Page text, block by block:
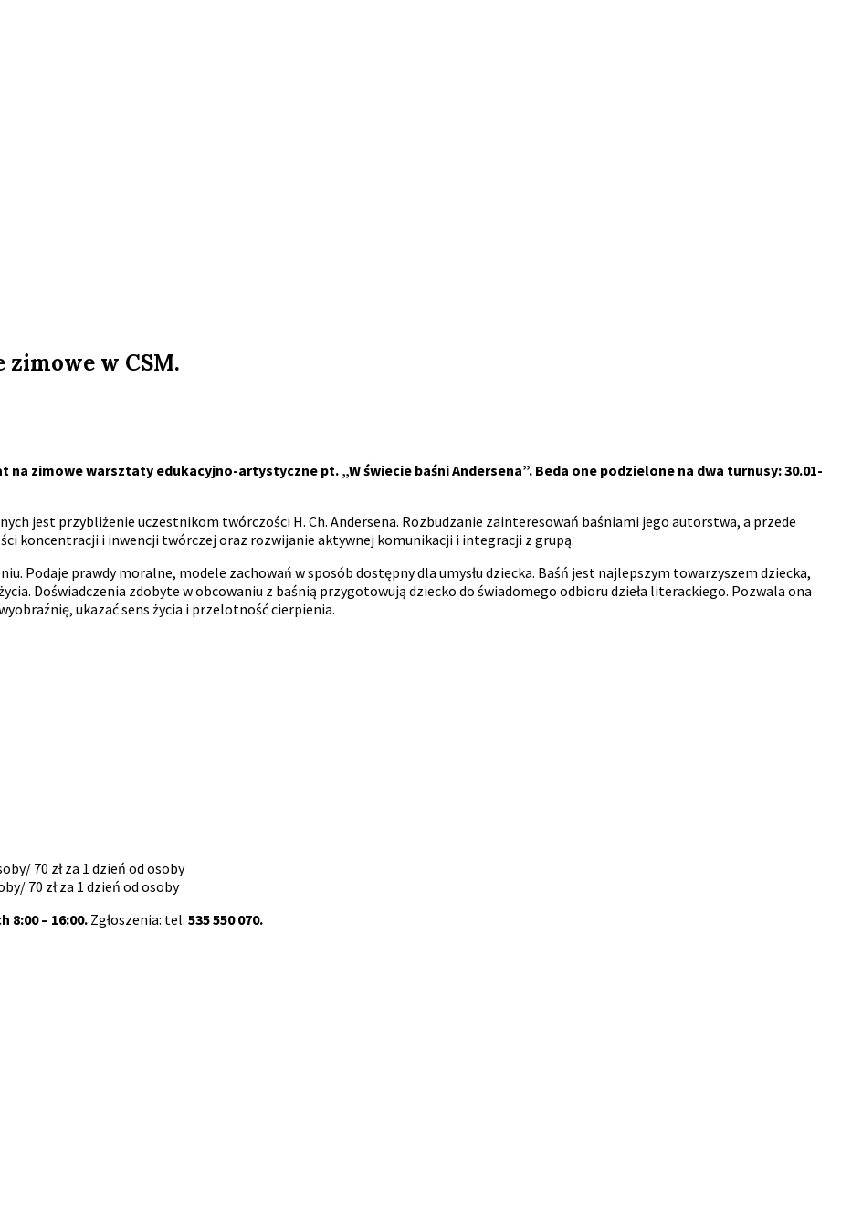
zimowe w CSM.
na zimowe warsztaty edukacyjno-artystyczne pt. „W świecie baśni Andersena”. Beda one podzielone na dwa turnusy: 30.01-
jest przybliżenie uczestnikom twórczości H. Ch. Andersena. Rozbudzanie zainteresowań baśniami jego autorstwa, a przede
koncentracji i inwencji twórczej oraz rozwijanie aktywnej komunikacji i integracji z grupą.
Podaje prawdy moralne, modele zachowań w sposób dostępny dla umysłu dziecka. Baśń jest najlepszym towarzyszem dziecka,
Doświadczenia zdobyte w obcowaniu z baśnią przygotowują dziecko do świadomego odbioru dzieła literackiego. Pozwala ona
ukazać sens życia i przelotność cierpienia.
70 zł za 1 dzień od osoby
70 zł za 1 dzień od osoby
8:00 – 16:00. Zgłoszenia: tel. 535 550 070.